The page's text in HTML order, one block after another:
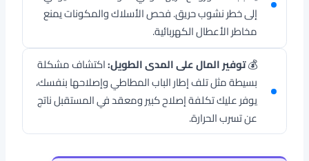
إلى خطر نشوب حريق. فحص الأسلاك والمكونات يمنع
مخاطر الأعطال الكهربائية.
💰توفير المال على المدى الطويل:اكتشاف مشكلة
بسيطة مثل تلف إطار الباب المطاطي وإصلاحها بنفسك،
يوفر عليك تكلفة إصلاح كبير ومعقد في المستقبل ناتج
عن تسرب الحرارة.